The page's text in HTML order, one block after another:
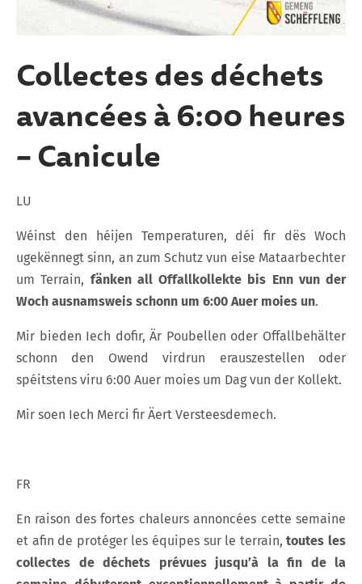
Collectes des déchets
avancées à 6:00 heures
– Canicule
LU
Wéinst den héijen Temperaturen, déi fir dës Woch
ugekënnegt sinn, an zum Schutz vun eise Mataarbechter
um Terrain, fänken all Offallkollekte bis Enn vun der
Woch ausnamsweis schonn um 6:00 Auer moies un.
Mir bieden Iech dofir, Är Poubellen oder Offallbehälter
schonn den Owend virdrun erauszestellen oder
spéitstens viru 6:00 Auer moies um Dag vun der Kollekt.
Mir soen Iech Merci fir Äert Versteesdemech.
FR
En raison des fortes chaleurs annoncées cette semaine
et afin de protéger les équipes sur le terrain, toutes les
collectes de déchets prévues jusqu’à la fin de la